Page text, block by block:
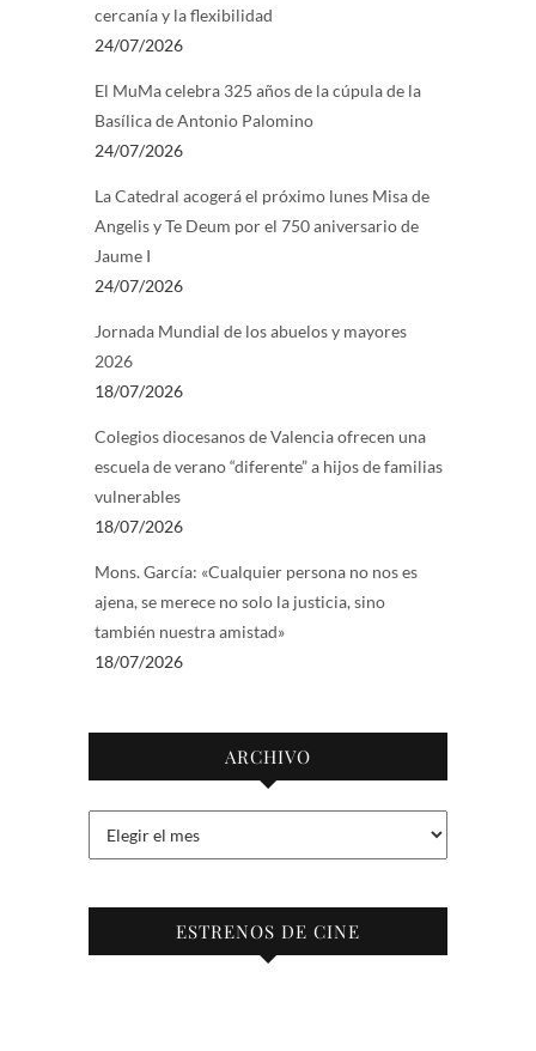
cercanía y la flexibilidad
24/07/2026
El MuMa celebra 325 años de la cúpula de la
Basílica de Antonio Palomino
24/07/2026
La Catedral acogerá el próximo lunes Misa de
Angelis y Te Deum por el 750 aniversario de
Jaume I
24/07/2026
Jornada Mundial de los abuelos y mayores
2026
18/07/2026
Colegios diocesanos de Valencia ofrecen una
escuela de verano “diferente” a hijos de familias
vulnerables
18/07/2026
Mons. García: «Cualquier persona no nos es
ajena, se merece no solo la justicia, sino
también nuestra amistad»
18/07/2026
ARCHIVO
ESTRENOS DE CINE